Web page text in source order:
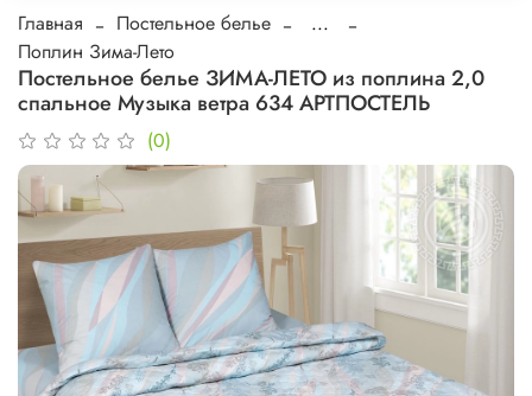
Главная Постельное белье
...
Поплин Зима-Лето
Постельное белье ЗИМА-ЛЕТО из поплина 2,0
спальное Музыка ветра 634 АРТПОСТЕЛЬ
(0)